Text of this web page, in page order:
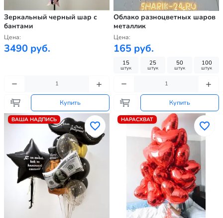
Зеркальный черный шар с
бантами
Цена:
3490 руб.
Купить
Облако разноцветных шаров
металлик
Цена:
165 руб.
15
штук
25
штук
50
штук
100
штук
Купить
ВАША НАДПИСЬ НАРАСХВАТ